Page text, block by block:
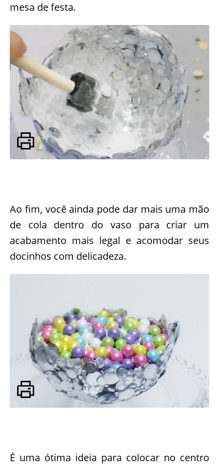
mesa de festa.
Ao fim, você ainda pode dar mais uma mão
de cola dentro do vaso para criar um
acabamento mais legal e acomodar seus
docinhos com delicadeza.
É uma ótima ideia para colocar no centro